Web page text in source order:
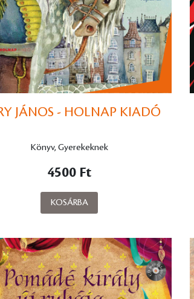
JÁNOS - HOLNAP KIADÓ
Könyv, Gyerekeknek
4500 Ft
KOSÁRBA